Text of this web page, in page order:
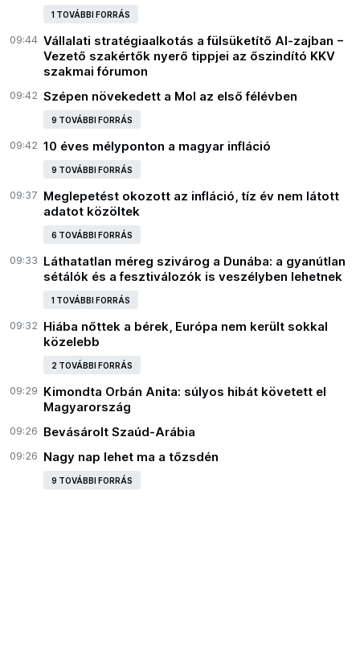
1 TOVÁBBI FORRÁS
09:44 Vállalati stratégiaalkotás a fülsüketítő AI-zajban −
Vezető szakértők nyerő tippjei az őszindító KKV
szakmai fórumon
09:42 Szépen növekedett a Mol az első félévben
9 TOVÁBBI FORRÁS
09:42 10 éves mélyponton a magyar infláció
9 TOVÁBBI FORRÁS
09:37 Meglepetést okozott az infláció, tíz év nem látott
adatot közöltek
6 TOVÁBBI FORRÁS
09:33 Láthatatlan méreg szivárog a Dunába: a gyanútlan
sétálók és a fesztiválozók is veszélyben lehetnek
1 TOVÁBBI FORRÁS
09:32 Hiába nőttek a bérek, Európa nem került sokkal
közelebb
2 TOVÁBBI FORRÁS
09:29 Kimondta Orbán Anita: súlyos hibát követett el
Magyarország
09:26 Bevásárolt Szaúd-Arábia
09:26 Nagy nap lehet ma a tőzsdén
9 TOVÁBBI FORRÁS